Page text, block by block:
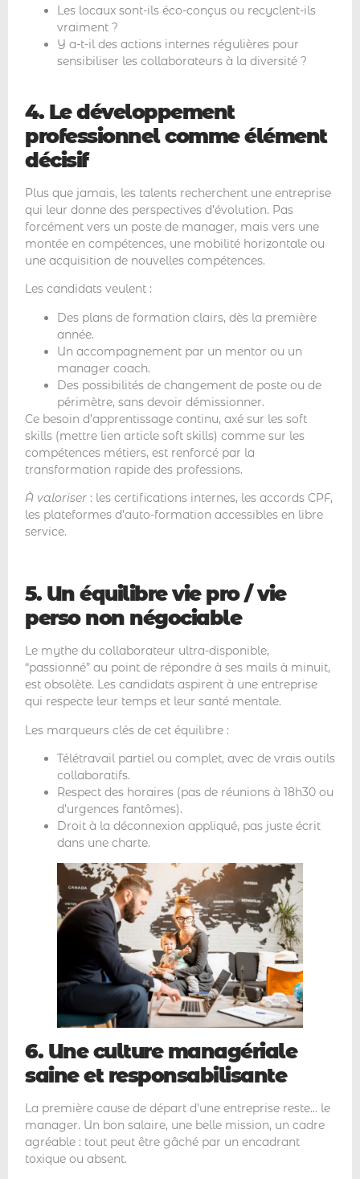
Les locaux sont-ils éco-conçus ou recyclent-ils
vraiment ?
Y a-t-il des actions internes régulières pour
sensibiliser les collaborateurs à la diversité ?
4. Le développement
professionnel comme élément
décisif
Plus que jamais, les talents recherchent une entreprise
qui leur donne des perspectives d’évolution. Pas
forcément vers un poste de manager, mais vers une
montée en compétences, une mobilité horizontale ou
une acquisition de nouvelles compétences.
Les candidats veulent :
Des plans de formation clairs, dès la première
année.
Un accompagnement par un mentor ou un
manager coach.
Des possibilités de changement de poste ou de
périmètre, sans devoir démissionner.
Ce besoin d’apprentissage continu, axé sur les soft
skills (mettre lien article soft skills) comme sur les
compétences métiers, est renforcé par la
transformation rapide des professions.
À valoriser : les certifications internes, les accords CPF,
les plateformes d’auto-formation accessibles en libre
service.
5. Un équilibre vie pro / vie
perso non négociable
Le mythe du collaborateur ultra-disponible,
“passionné” au point de répondre à ses mails à minuit,
est obsolète. Les candidats aspirent à une entreprise
qui respecte leur temps et leur santé mentale.
Les marqueurs clés de cet équilibre :
Télétravail partiel ou complet, avec de vrais outils
collaboratifs.
Respect des horaires (pas de réunions à 18h30 ou
d’urgences fantômes).
Droit à la déconnexion appliqué, pas juste écrit
dans une charte.
6. Une culture managériale
saine et responsabilisante
La première cause de départ d’une entreprise reste… le
manager. Un bon salaire, une belle mission, un cadre
agréable : tout peut être gâché par un encadrant
toxique ou absent.